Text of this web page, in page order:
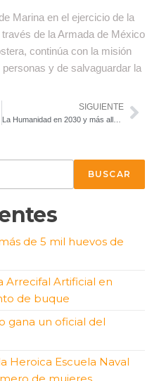
Marina en el ejercicio de la
de la Armada de México
continúa con la misión
y de salvaguardar la
SIGUIENTE
La Humanidad en 2030 y más allá: 危機
BUSCAR
de 5 mil huevos de
Arrecifal Artificial en
de buque
gana un oficial del
Heroica Escuela Naval
de mujeres